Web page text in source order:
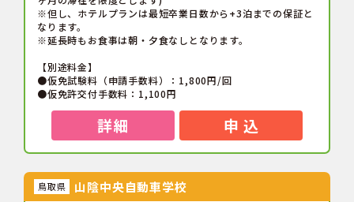
※但し、ホテルプランは最短卒業日数から+3泊までの保証と
なります。
※延長時もお食事は朝・夕食なしとなります。
【別途料金】
●仮免試験料（申請手数料）：1,800円/回
●仮免許交付手数料：1,100円
詳細 申 込
鳥取県 山陰中央自動車学校